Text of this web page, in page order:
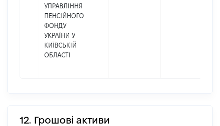
УПРАВЛІННЯ
ПЕНСІЙНОГО
ФОНДУ
УКРАЇНИ У
КИЇВСЬКІЙ
ОБЛАСТІ
12. Грошові активи